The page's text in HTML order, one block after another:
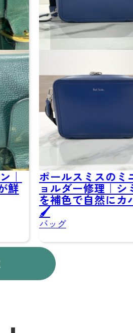
スのミニシ
理｜シミ跡
然にカバー
光沢レ
修！黒
にリフ